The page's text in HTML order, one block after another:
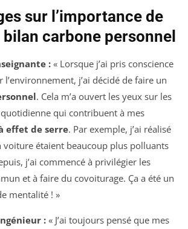
sur l’importance de
carbone personnel
: « Lorsque j’ai pris conscience
j’ai décidé de faire un
. Cela m’a ouvert les yeux sur les
qui contribuent à mes
effet de serre. Par exemple, j’ai réalisé
voiture étaient beaucoup plus polluants
j’ai commencé à privilégier les
et à faire du covoiturage. Ça a été un
mentalité ! »
: « J’ai toujours pensé que mes